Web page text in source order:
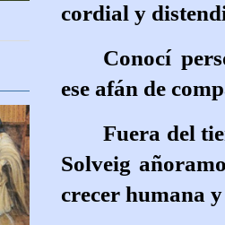
cordial y
Conocí
ese afán de
Fuera del
Solveig
crecer humana